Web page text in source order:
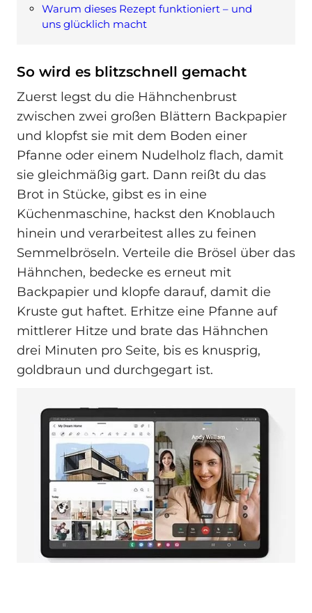
Warum dieses Rezept funktioniert – und
uns glücklich macht
So wird es blitzschnell gemacht
Zuerst legst du die Hähnchenbrust
zwischen zwei großen Blättern Backpapier
und klopfst sie mit dem Boden einer
Pfanne oder einem Nudelholz flach, damit
sie gleichmäßig gart. Dann reißt du das
Brot in Stücke, gibst es in eine
Küchenmaschine, hackst den Knoblauch
hinein und verarbeitest alles zu feinen
Semmelbröseln. Verteile die Brösel über das
Hähnchen, bedecke es erneut mit
Backpapier und klopfe darauf, damit die
Kruste gut haftet. Erhitze eine Pfanne auf
mittlerer Hitze und brate das Hähnchen
drei Minuten pro Seite, bis es knusprig,
goldbraun und durchgegart ist.